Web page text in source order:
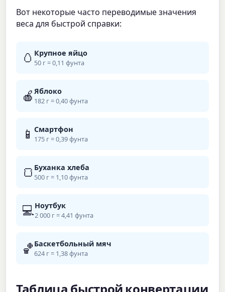
Вот некоторые часто переводимые значения
веса для быстрой справки:
🥚 Крупное яйцо
50 г = 0,11 фунта
🍎Яблоко
182 г = 0,40 фунта
📱Смартфон
175 г = 0,39 фунта
🍞 Буханка хлеба
500 г = 1,10 фунта
💻Ноутбук
2 000 г = 4,41 фунта
🏀 Баскетбольный мяч
624 г = 1,38 фунта